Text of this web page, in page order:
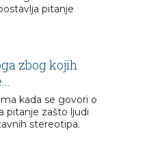
pitanje
zbog kojih
kada se govori o
pitanje zašto ljudi
stereotipa.